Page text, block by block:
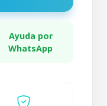
Ayuda por
WhatsApp